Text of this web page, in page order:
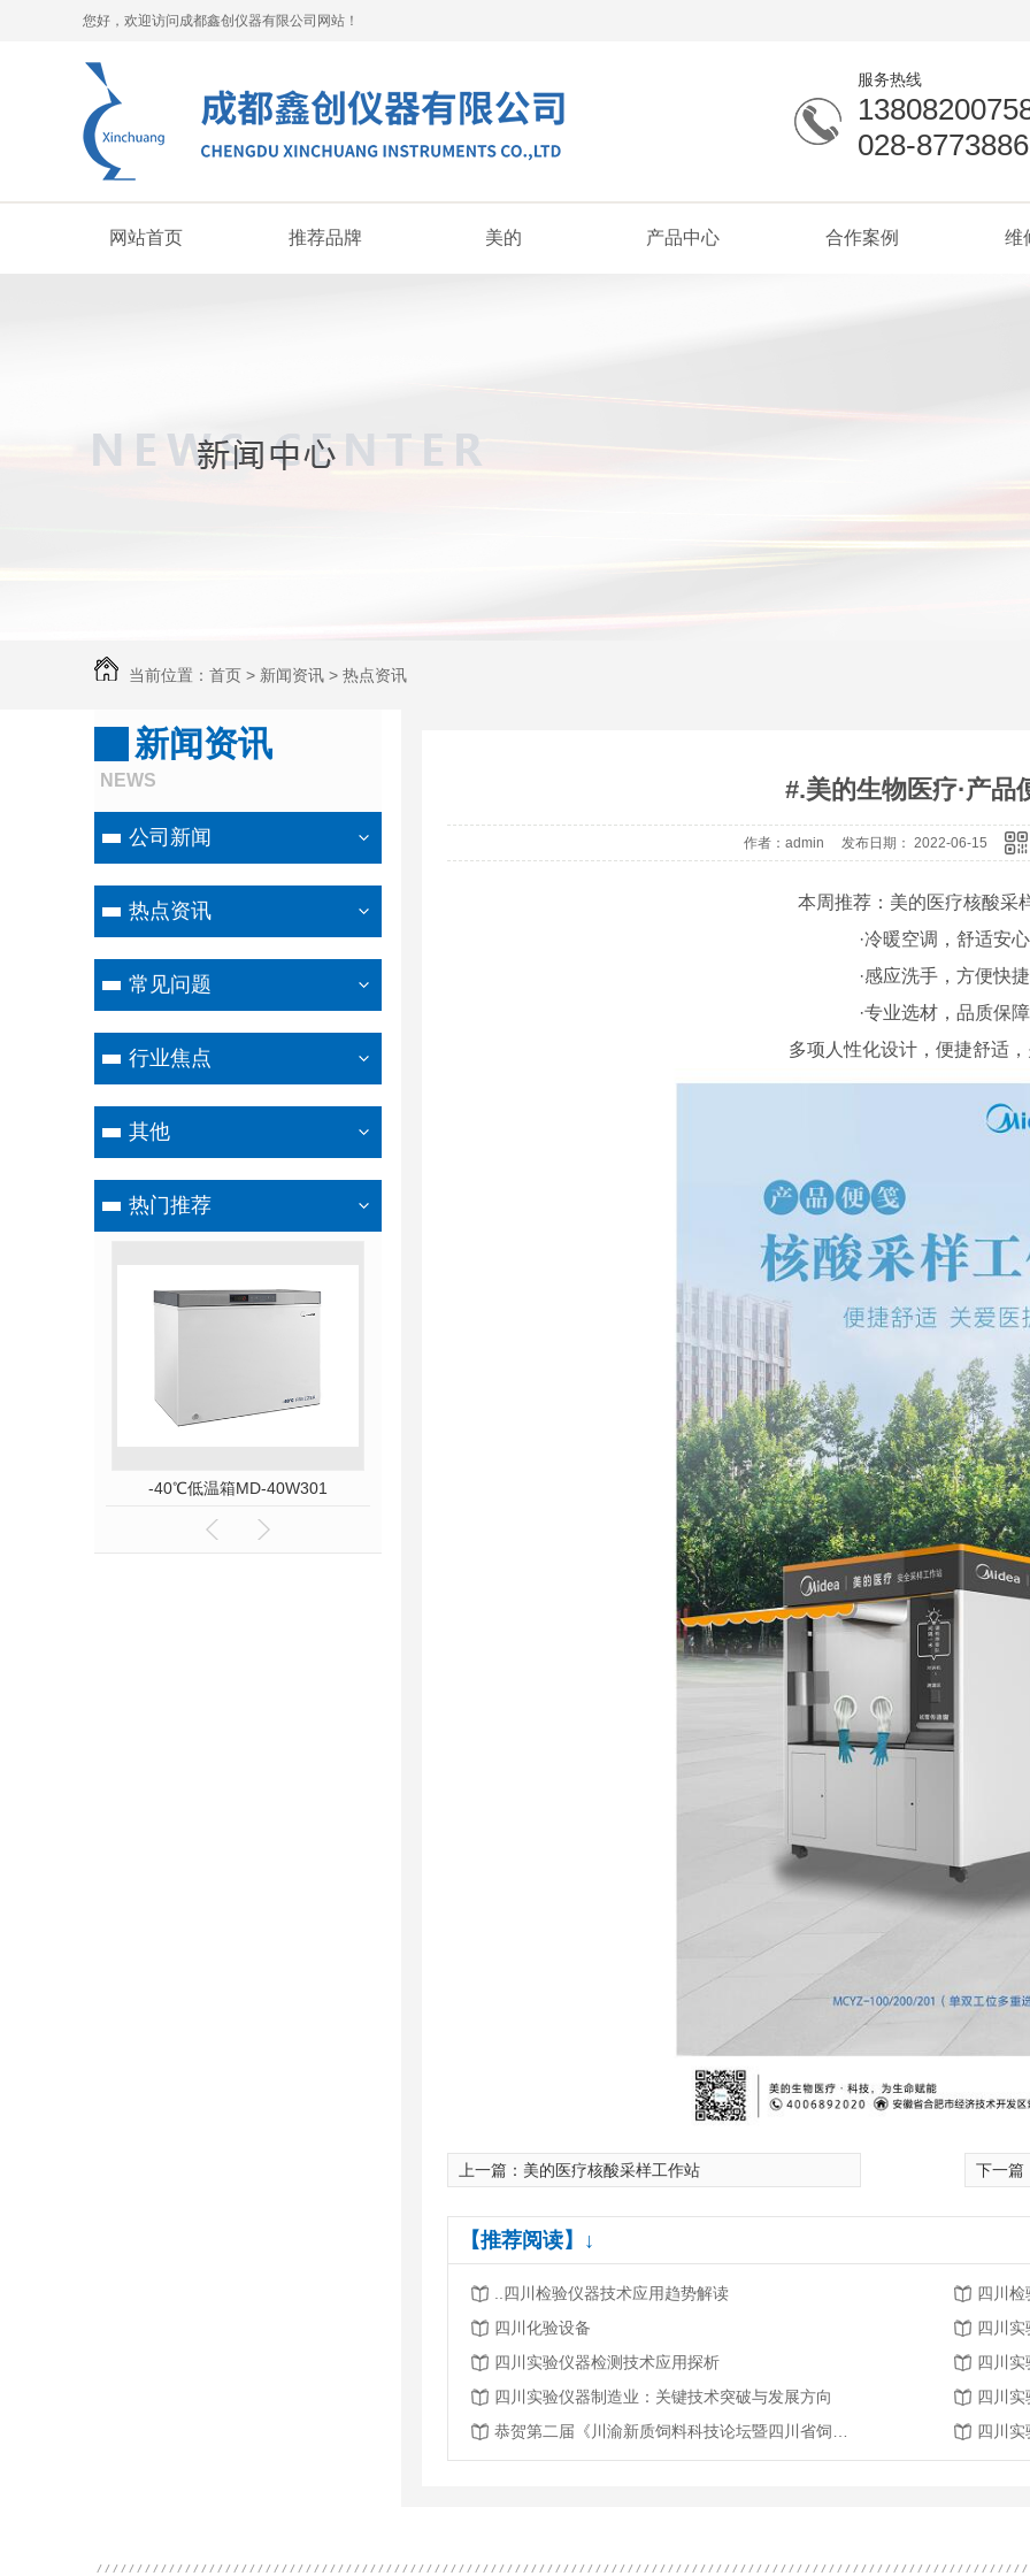
您好，欢迎访问成都鑫创仪器有限公司网站！
服务热线
028-
网站首页 推荐品牌 美的 产品中心 合作案例 维
当前位置： 首页 > 新闻资讯 > 热点资讯
新闻资讯
NEWS
公司新闻
热点资讯
常见问题
行业焦点
其他
热门推荐
-40℃低温箱MD-40W301 赛多利斯GL8201-1SCN
#.美的生物医疗·产品
作者：admin 发布日期： 2022-06-15
本周推荐：美的医疗核酸采
·冷暖空调，舒适安心
·感应洗手，方便快捷
·专业选材，品质保障
多项人性化设计，便捷舒适
上一篇： 美的医疗核酸采样工作站 下一篇
【推荐阅读】↓
..四川检验仪器技术应用趋势解读
四川
四川化验设备
四川
四川实验仪器检测技术应用探析
四川
四川实验仪器制造业：关键技术突破与发展方向
四川
四川